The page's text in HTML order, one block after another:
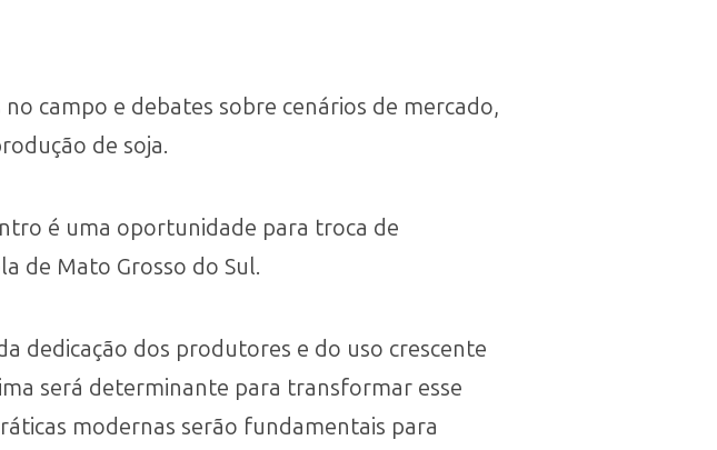
campo e debates sobre cenários de mercado,
de soja.
é uma oportunidade para troca de
de Mato Grosso do Sul.
dedicação dos produtores e do uso crescente
será determinante para transformar esse
modernas serão fundamentais para